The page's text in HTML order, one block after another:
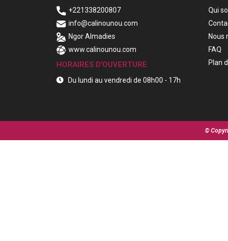
+221338200807
info@calinounou.com
Ngor Almadies
www.calinounou.com
HORAIRES D'OUVERTURE
Du lundi au vendredi de 08h00 - 17h
Qui
Nous
FAQ
Plan
©